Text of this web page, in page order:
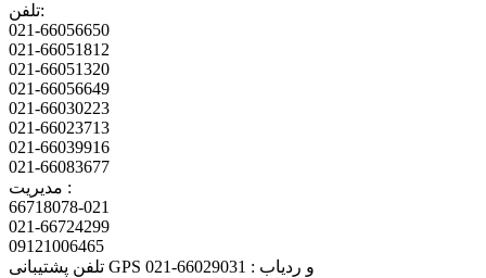
تلفن:
021-66056650
021-66051812
021-66051320
021-66056649
021-66030223
021-66023713
021-66039916
021-66083677
مدیریت :
66718078-021
021-66724299
09121006465
تلفن پشتیبانی GPS و ردیاب : 66029031-021